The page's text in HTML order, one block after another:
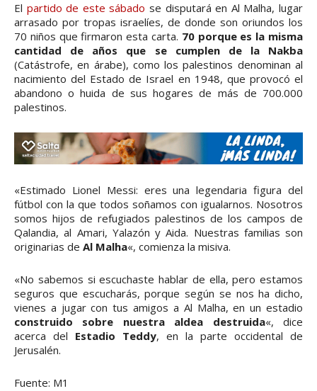
El partido de este sábado se disputará en Al Malha, lugar
arrasado por tropas israelíes, de donde son oriundos los
70 niños que firmaron esta carta. 70 porque es la misma
cantidad de años que se cumplen de la Nakba
(Catástrofe, en árabe), como los palestinos denominan al
nacimiento del Estado de Israel en 1948, que provocó el
abandono o huida de sus hogares de más de 700.000
palestinos.
«Estimado Lionel Messi: eres una legendaria figura del
fútbol con la que todos soñamos con igualarnos. Nosotros
somos hijos de refugiados palestinos de los campos de
Qalandia, al Amari, Yalazón y Aida. Nuestras familias son
originarias de Al Malha«, comienza la misiva.
«No sabemos si escuchaste hablar de ella, pero estamos
seguros que escucharás, porque según se nos ha dicho,
vienes a jugar con tus amigos a Al Malha, en un estadio
construido sobre nuestra aldea destruida«, dice
acerca del Estadio Teddy, en la parte occidental de
Jerusalén.
Fuente: M1